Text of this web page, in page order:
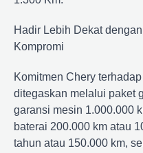
Hadir Lebih Dekat
Kompromi
Komitmen Chery
ditegaskan melalui paket
garansi mesin 1.000.000
baterai 200.000 km atau
tahun atau 150.000 km,